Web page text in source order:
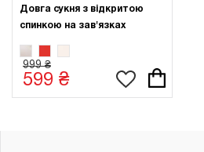
Довга сукня з відкритою
спинкою на зав'язках
999 ₴
599 ₴